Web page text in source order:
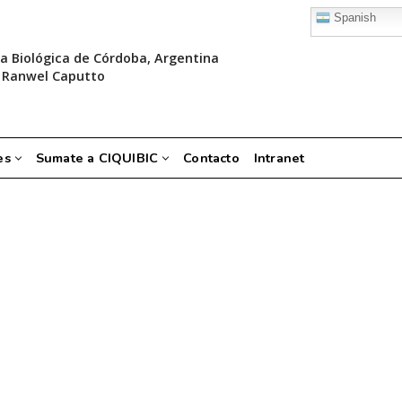
Spanish
Biológica de Córdoba, Argentina
Caputto
Sumate a CIQUIBIC Contacto Intranet